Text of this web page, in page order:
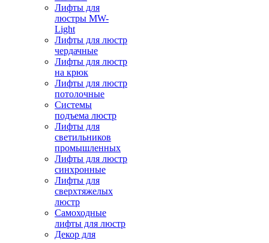
Лифты для
люстры MW-
Light
Лифты для люстр
чердачные
Лифты для люстр
на крюк
Лифты для люстр
потолочные
Системы
подъема люстр
Лифты для
светильников
промышленных
Лифты для люстр
синхронные
Лифты для
сверхтяжелых
люстр
Самоходные
лифты для люстр
Декор для